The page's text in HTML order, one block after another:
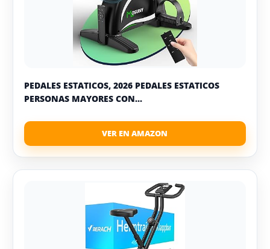
PEDALES ESTATICOS, 2026 PEDALES ESTATICOS
PERSONAS MAYORES CON...